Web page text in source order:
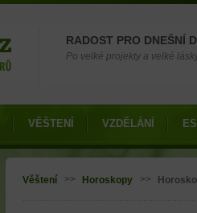
RADOST PRO DNEŠNÍ
Po velké projekty a velké
VĚŠTENÍ VZDĚLÁNÍ
Jste zde
Věštení >> Horoskopy >>